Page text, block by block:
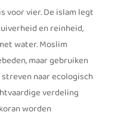
voor vier. De islam legt
en reinheid,
water. Moslim
maar gebruiken
naar ecologisch
verdeling
worden